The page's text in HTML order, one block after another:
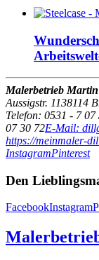
Malerbetrieb
Aussigstr. 1138114
Telefon: 0531 - 7 07
07 30 72E-Mail:
https://meinmaler-
InstagramPinterest
Den
FacebookInstagram